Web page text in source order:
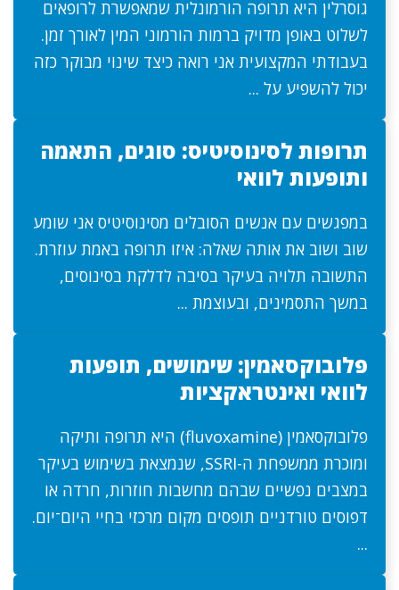
גוסרלין היא תרופה הורמונלית שמאפשרת לרופאים
לשלוט באופן מדויק ברמות הורמוני המין לאורך זמן.
בעבודתי המקצועית אני רואה כיצד שינוי מבוקר כזה
יכול להשפיע על ...
תרופות לסינוסיטיס: סוגים, התאמה
ותופעות לוואי
במפגשים עם אנשים הסובלים מסינוסיטיס אני שומע
שוב ושוב את אותה שאלה: איזו תרופה באמת עוזרת.
התשובה תלויה בעיקר בסיבה לדלקת בסינוסים,
במשך התסמינים, ובעוצמת ...
פלובוקסאמין: שימושים, תופעות
לוואי ואינטראקציות
פלובוקסאמין (fluvoxamine) היא תרופה ותיקה
ומוכרת ממשפחת ה-SSRI, שנמצאת בשימוש בעיקר
במצבים נפשיים שבהם מחשבות חוזרות, חרדה או
דפוסים טורדניים תופסים מקום מרכזי בחיי היום־יום.
...